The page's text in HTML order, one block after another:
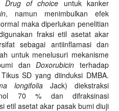
Drug of choice untuk kanker
, namun menimbulkan efek
maka diperlukan penelitian
fraksi etil asetat akar
sebagai antiinflamasi dan
untuk menelusuri mekanisme
danDoxorubicin terhadap
SD yang diinduksi DMBA.
longifolia Jack) diekstraksi
70 % dan difraksinasi
etil asetat akar pasak bumi diuji